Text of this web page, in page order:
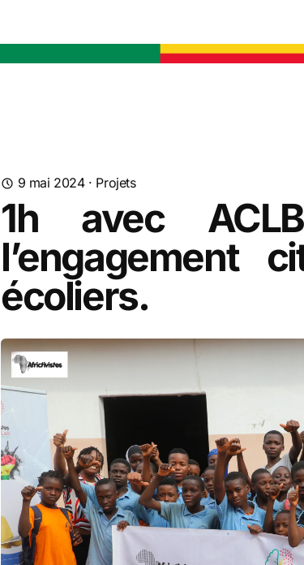
9 mai 2024· Projets
1h avec
l’engagement
écoliers.